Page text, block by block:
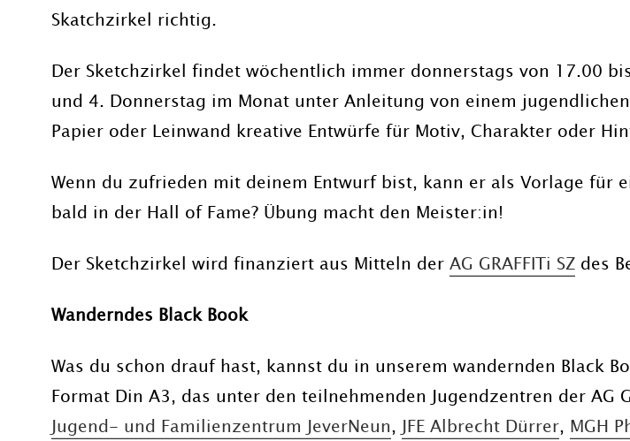
Skatchzirkel richtig.
Der Sketchzirkel findet wöchentlich immer donnerstags von 17.00
und 4. Donnerstag im Monat unter Anleitung von einem
Papier oder Leinwand kreative Entwürfe für Motiv, Charakter oder
Wenn du zufrieden mit deinem Entwurf bist, kann er als Vorlage für
bald in der Hall of Fame? Übung macht den Meister:in!
Der Sketchzirkel wird finanziert aus Mitteln der AG GRAFFITi SZ des
Wanderndes Black Book
Was du schon drauf hast, kannst du in unserem wandernden Black
Format Din A3, das unter den teilnehmenden Jugendzentren der AG
Jugend- und Familienzentrum JeverNeun, JFE Albrecht Dürrer, MGH